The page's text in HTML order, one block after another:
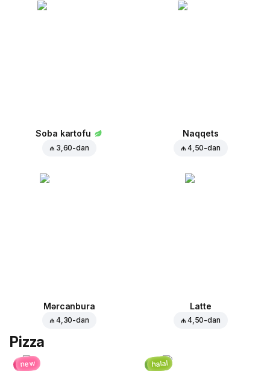
Soba kartofu
₼ 3,60-dan
Naqqets
₼ 4,50-dan
Mərcanbura
₼ 4,30-dan
Latte
₼ 4,50-dan
Pizza
new halal